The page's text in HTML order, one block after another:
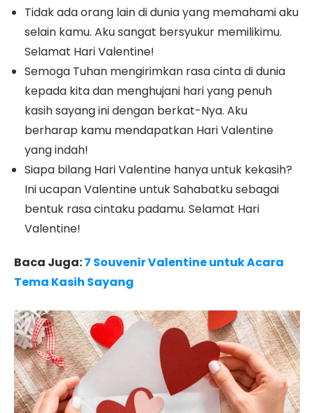
Tidak ada orang lain di dunia yang memahami aku
selain kamu. Aku sangat bersyukur memilikimu.
Selamat Hari Valentine!
Semoga Tuhan mengirimkan rasa cinta di dunia
kepada kita dan menghujani hari yang penuh
kasih sayang ini dengan berkat-Nya. Aku
berharap kamu mendapatkan Hari Valentine
yang indah!
Siapa bilang Hari Valentine hanya untuk kekasih?
Ini ucapan Valentine untuk Sahabatku sebagai
bentuk rasa cintaku padamu. Selamat Hari
Valentine!
Baca Juga:7 Souvenir Valentine untuk Acara
Tema Kasih Sayang